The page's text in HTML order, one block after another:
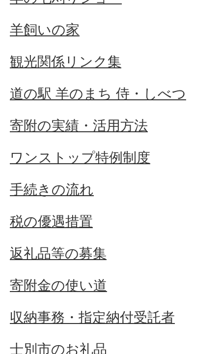
羊飼いの家
観光関係リンク集
道の駅 羊のまち 侍・しべつ
寄附の実績・活用方法
ワンストップ特例制度
手続きの流れ
税の優遇措置
返礼品等の募集
寄附金の使い道
収納事務・指定納付受託者
士別市のお礼品